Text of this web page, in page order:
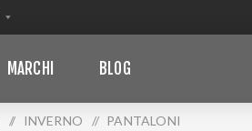
MARCHI BLOG
/ INVERNO / PANTALONI